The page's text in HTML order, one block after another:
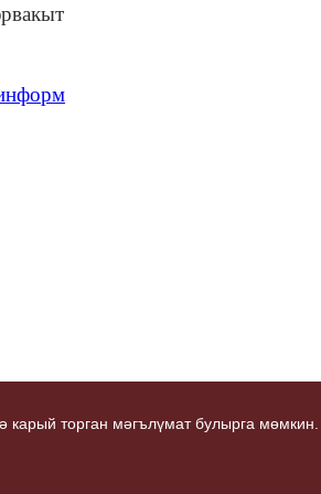
карый торган мәгълүмат булырга мөмкин.